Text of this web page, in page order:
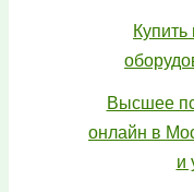
Высшее
онлайн в
и